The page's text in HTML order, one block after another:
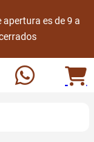
apertura es de 9 a